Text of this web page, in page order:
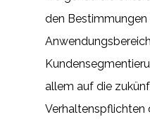
den Bestimmungen
allem auf die
Verhaltenspflichten